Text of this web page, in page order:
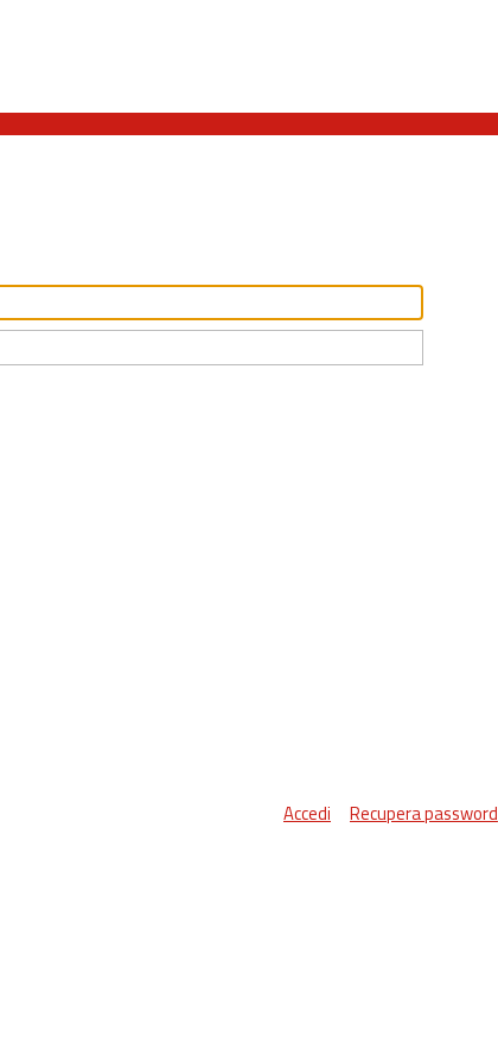
Accedi Recupera password